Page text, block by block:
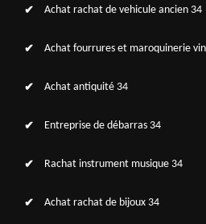
Achat rachat de vehicule ancien 34
Achat fourrures et maroquinerie
Achat antiquité 34
Entreprise de débarras 34
Rachat instrument musique 34
Achat rachat de bijoux 34